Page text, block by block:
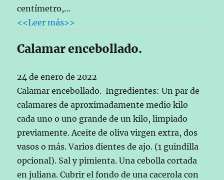
centímetro,…
<<Leer más>>
Calamar encebollado.
24 de enero de 2022
Calamar encebollado. Ingredientes: Un par de
calamares de aproximadamente medio kilo
cada uno o uno grande de un kilo, limpiado
previamente. Aceite de oliva virgen extra, dos
vasos o más. Varios dientes de ajo. (1 guindilla
opcional). Sal y pimienta. Una cebolla cortada
en juliana. Cubrir el fondo de una cacerola con